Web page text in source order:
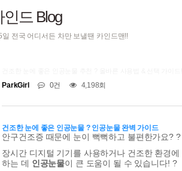
인드 Blog
일 전국 어디서든 차만 보낼땐 카인드맨!!
ParkGirl 0건 4,198회
건조한 눈에 좋은 인공눈물 ? 인공눈물 완벽 가이드
안구건조증 때문에 눈이 뻑뻑하고 불편한가요? ?
장시간 디지털 기기를 사용하거나 건조한 환경
하는 데 인공눈물이 큰 도움이 될 수 있습니다! ?